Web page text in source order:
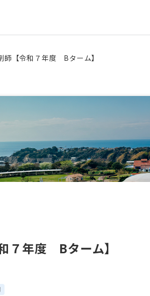
師【令和７年度 Bターム】
７年度 Bターム】